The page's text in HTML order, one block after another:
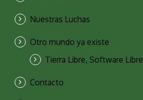
Nuestras Luchas
Otro mundo ya existe
Tierra Libre, Software Libre
Contacto